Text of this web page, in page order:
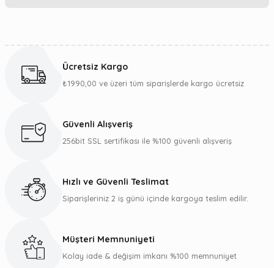
Görüş ve önerileriniz için teşekkür ederiz.
Ürün bilgilerinde hatalar bulunuyor.
Gönder
Ücretsiz Kargo
₺1990,00 ve üzeri tüm siparişlerde kargo ücretsiz
Güvenli Alışveriş
256bit SSL sertifikası ile %100 güvenli alışveriş
Hızlı ve Güvenli Teslimat
Siparişleriniz 2 iş günü içinde kargoya teslim edilir.
Müşteri Memnuniyeti
Kolay iade & değişim imkanı %100 memnuniyet